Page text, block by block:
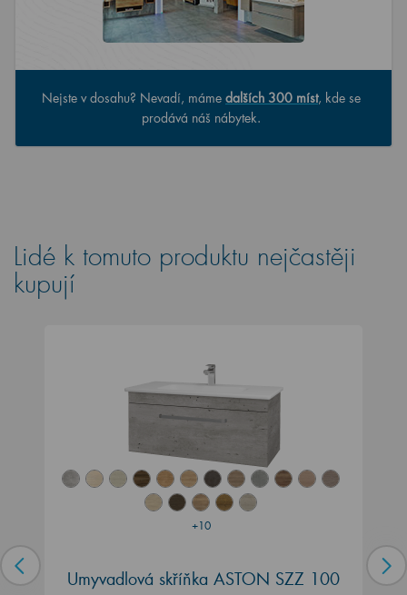
Nejste v dosahu? Nevadí, máme dalších 300 míst, kde se
prodává náš nábytek.
Lidé k tomuto produktu nejčastěji
kupují
+10
Umyvadlová skříňka ASTON SZZ 100